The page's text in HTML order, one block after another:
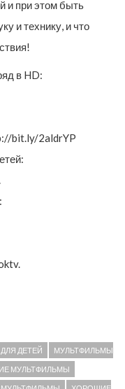
и при этом быть
и технику, и что
в HD:
bit.ly/2aldrYP
ДЕТЕЙ МУЛЬТФИЛЬМЫ
МУЛЬТФИЛЬМЫ